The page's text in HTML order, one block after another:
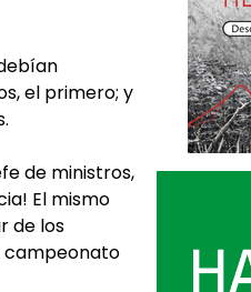
el primero; y
de ministros,
El mismo
de los
campeonato